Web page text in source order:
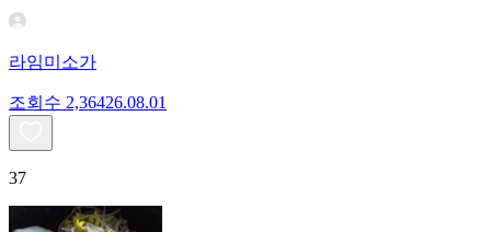
라임미소가
조회수 2,36426.08.01
37